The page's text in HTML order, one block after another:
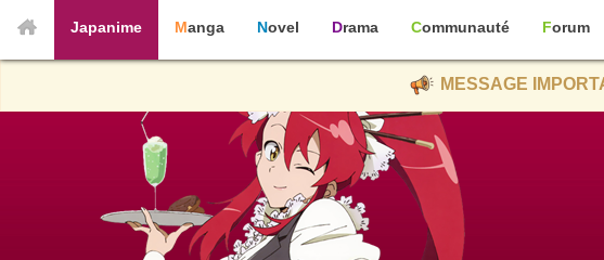
Japanime Manga Novel Drama Communauté Forum
MESSAGE